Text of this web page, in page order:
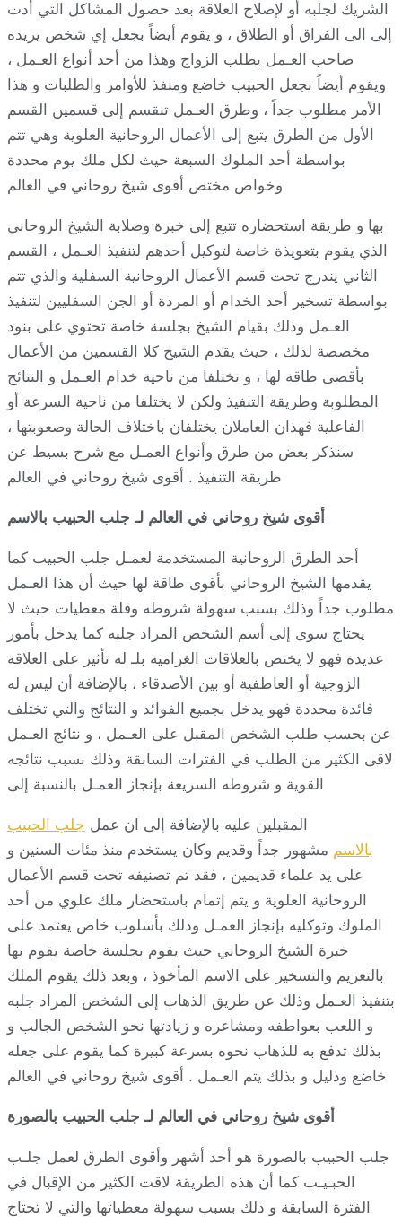
الشريك لجلبه أو لإصلاح العلاقة بعد حصول المشاكل التي أدت
إلى الى الفراق أو الطلاق ، و يقوم أيضاً بجعل إي شخص يريده
صاحب العـمل يطلب الزواج وهذا من أحد أنواع العـمل ،
ويقوم أيضاً بجعل الحبيب خاضع ومنفذ للأوامر والطلبات و هذا
الأمر مطلوب جداً ، وطرق العـمل تنقسم إلى قسمين القسم
الأول من الطرق يتبع إلى الأعمال الروحانية العلوية وهي تتم
بواسطة أحد الملوك السبعة حيث لكل ملك يوم محددة
وخواص مختص أقوى شيخ روحاني في العالم
بها و طريقة استحضاره تتبع إلى خبرة وصلابة الشيخ الروحاني
الذي يقوم بتعويذة خاصة لتوكيل أحدهم لتنفيذ العـمل ، القسم
الثاني يندرج تحت قسم الأعمال الروحانية السفلية والذي تتم
بواسطة تسخير أحد الخدام أو المردة أو الجن السفليين لتنفيذ
العـمل وذلك بقيام الشيخ بجلسة خاصة تحتوي على بنود
مخصصة لذلك ، حيث يقدم الشيخ كلا القسمين من الأعمال
بأقصى طاقة لها ، و تختلفا من ناحية خدام العـمل و النتائج
المطلوبة وطريقة التنفيذ ولكن لا يختلفا من ناحية السرعة أو
الفاعلية فهذان العاملان يختلفان باختلاف الحالة وصعوبتها ،
سنذكر بعض من طرق وأنواع العمـل مع شرح بسيط عن
طريقة التنفيذ . أقوى شيخ روحاني في العالم
أقوى شيخ روحاني في العالم لـ جلب الحبيب بالاسم
أحد الطرق الروحانية المستخدمة لعمـل جلب الحبيب كما
يقدمها الشيخ الروحاني بأقوى طاقة لها حيث أن هذا العـمل
مطلوب جداً وذلك بسبب سهولة شروطه وقلة معطيات حيث لا
يحتاج سوى إلى أسم الشخص المراد جلبه كما يدخل بأمور
عديدة فهو لا يختص بالعلاقات الغرامية بلـ له تأثير على العلاقة
الزوجية أو العاطفية أو بين الأصدقاء ، بالإضافة أن ليس له
فائدة محددة فهو يدخل بجميع الفوائد و النتائج والتي تختلف
عن بحسب طلب الشخص المقبل على العـمل ، و نتائج العـمل
لاقى الكثير من الطلب في الفترات السابقة وذلك بسبب نتائجه
القوية و شروطه السريعة بإنجاز العمـل بالنسبة إلى
المقبلين عليه بالإضافة إلى ان عمل جلب الحبيب
بالاسم مشهور جداً وقديم وكان يستخدم منذ مئات السنين و
على يد علماء قديمين ، فقد تم تصنيفه تحت قسم الأعمال
الروحانية العلوية و يتم إتمام باستحضار ملك علوي من أحد
الملوك وتوكليه بإنجاز العمـل وذلك بأسلوب خاص يعتمد على
خبرة الشيخ الروحاني حيث يقوم بجلسة خاصة يقوم بها
بالتعزيم والتسخير على الاسم المأخوذ ، وبعد ذلك يقوم الملك
بتنفيذ العـمل وذلك عن طريق الذهاب إلى الشخص المراد جلبه
و اللعب بعواطفه ومشاعره و زيادتها نحو الشخص الجالب و
بذلك تدفع به للذهاب نحوه بسرعة كبيرة كما يقوم على جعله
خاضع وذليل و بذلك يتم العـمل . أقوى شيخ روحاني في العالم
أقوى شيخ روحاني في العالم لـ جلب الحبيب بالصورة
جلب الحبيب بالصورة هو أحد أشهر وأقوى الطرق لعمل جلـب
الحبـيـب كما أن هذه الطريقة لاقت الكثير من الإقبال في
الفترة السابقة و ذلك بسبب سهولة معطياتها والتي لا تحتاج